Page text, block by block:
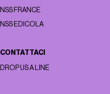
NSS FRANCE
NSS EDICOLA
CONTATTACI
DROP US A LINE